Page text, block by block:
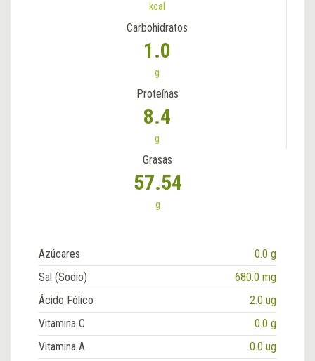
kcal
Carbohidratos
1.0
g
Proteínas
8.4
g
Grasas
57.54
g
Azúcares
0.0 g
Sal (Sodio)
680.0 mg
Ácido Fólico
2.0 ug
Vitamina C
0.0 g
Vitamina A
0.0 ug